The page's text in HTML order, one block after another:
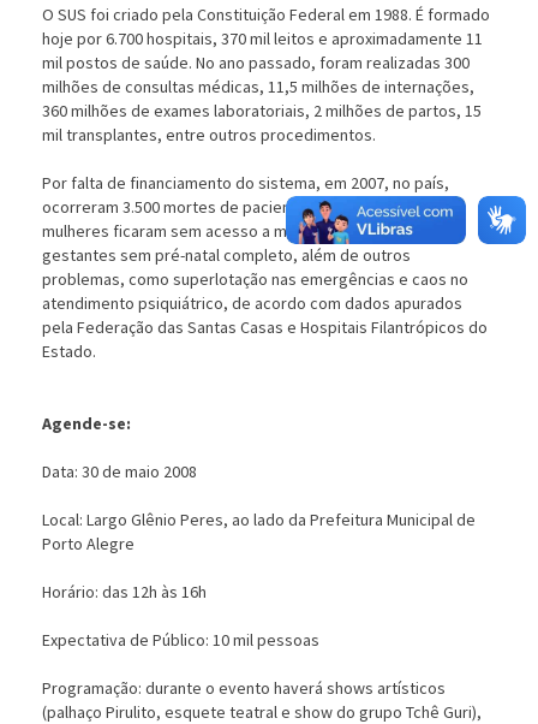
O SUS foi criado pela Constituição Federal em 1988. É formado
hoje por 6.700 hospitais, 370 mil leitos e aproximadamente 11
mil postos de saúde. No ano passado, foram realizadas 300
milhões de consultas médicas, 11,5 milhões de internações,
360 milhões de exames laboratoriais, 2 milhões de partos, 15
mil transplantes, entre outros procedimentos.
Por falta de financiamento do sistema, em 2007, no país,
ocorreram 3.500 mortes de pacientes renais, 70% das
mulheres ficaram sem acesso a mamografia, 50% das
gestantes sem pré-natal completo, além de outros
problemas, como superlotação nas emergências e caos no
atendimento psiquiátrico, de acordo com dados apurados
pela Federação das Santas Casas e Hospitais Filantrópicos do
Estado.
Agende-se:
Data: 30 de maio 2008
Local: Largo Glênio Peres, ao lado da Prefeitura Municipal de
Porto Alegre
Horário: das 12h às 16h
Expectativa de Público: 10 mil pessoas
Programação: durante o evento haverá shows artísticos
(palhaço Pirulito, esquete teatral e show do grupo Tchê Guri),